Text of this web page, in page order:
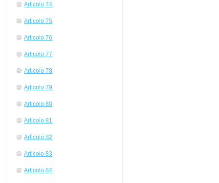
Articolo 74
Articolo 75
Articolo 76
Articolo 77
Articolo 78
Articolo 79
Articolo 80
Articolo 81
Articolo 82
Articolo 83
Articolo 84